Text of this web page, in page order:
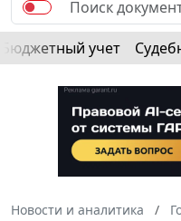
Бюджетный учет
Новости и аналитика